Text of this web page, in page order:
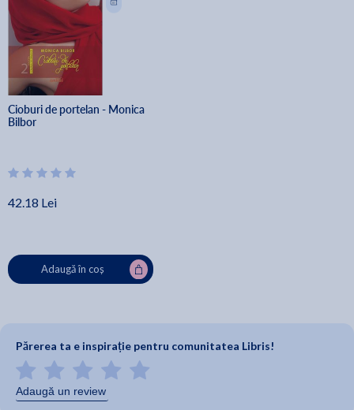
Cioburi de portelan - Monica
Bilbor
42.18 Lei
Adaugă în coș
Părerea ta e inspirație pentru comunitatea Libris!
Adaugă un review